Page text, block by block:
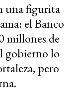
una figurita
el Banco
millones de
gobierno lo
pero